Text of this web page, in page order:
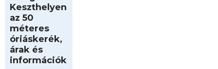
Keszthelyen
az 50
méteres
óriáskerék,
árak és
információk